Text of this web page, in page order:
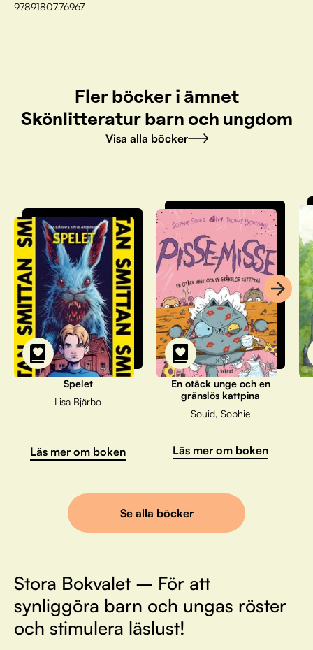
9789180776967
Fler böcker i ämnet
Skönlitteratur barn och ungdom
Visa alla böcker
Spelet
Lisa Bjärbo
Läs mer om boken
En otäck unge och en
gränslös kattpina
Souid, Sophie
Läs mer om boken
Se alla böcker
Stora Bokvalet – För att
synliggöra barn och ungas röster
och stimulera läslust!